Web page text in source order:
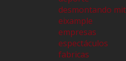
desmontando
eixample
empresas
espectáculos
fabricas